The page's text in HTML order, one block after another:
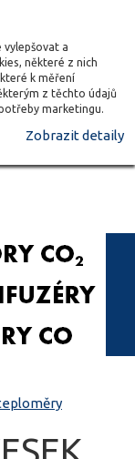
vylepšovat a
některé z nich
k měření
z těchto údajů
marketingu.
Zobrazit detaily